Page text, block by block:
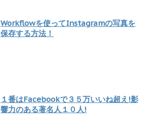
Workflowを使ってInstagramの写真を
保存する方法！
１番はFacebookで３５万いいね超え!影
響力のある著名人１０人!